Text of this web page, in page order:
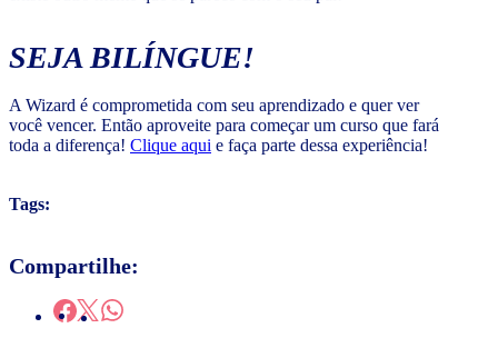
SEJA BILÍNGUE!
A Wizard é comprometida com seu aprendizado e quer ver
você vencer. Então aproveite para começar um curso que fará
toda a diferença! Clique aqui e faça parte dessa experiência!
Tags:
Compartilhe: